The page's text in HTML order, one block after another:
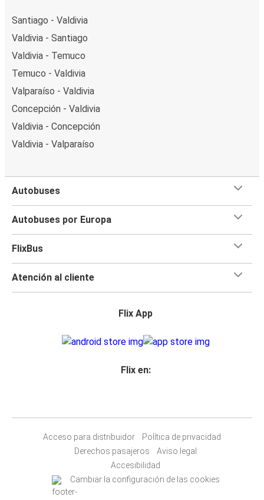
Santiago - Valdivia
Valdivia - Santiago
Valdivia - Temuco
Temuco - Valdivia
Valparaíso - Valdivia
Concepción - Valdivia
Valdivia - Concepción
Valdivia - Valparaíso
Autobuses
Autobuses por Europa
FlixBus
Atención al cliente
Flix App
Flix en:
Acceso para distribuidor
Política de privacidad
Derechos pasajeros
Aviso legal
Accesibilidad
Cambiar la configuración de las cookies